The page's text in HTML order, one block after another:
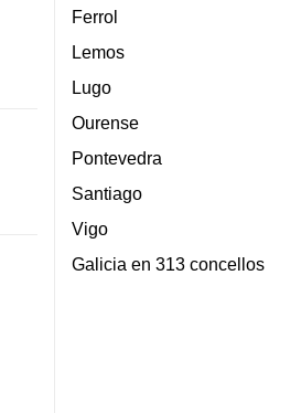
Ferrol
Lemos
Lugo
Ourense
Pontevedra
Santiago
Vigo
Galicia en 313 concellos